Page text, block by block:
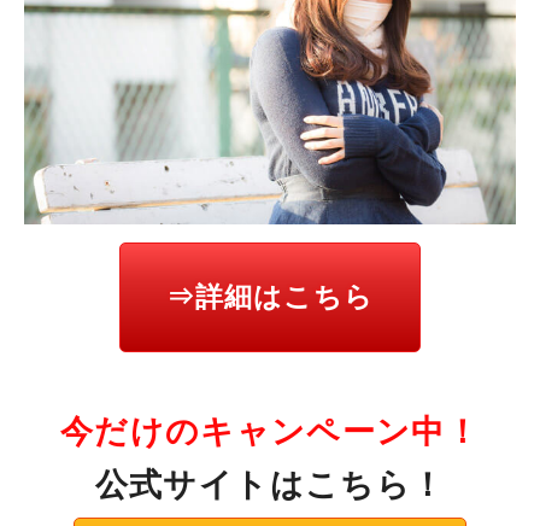
⇒詳細はこちら
今だけのキャンペーン中！
公式サイトはこちら！